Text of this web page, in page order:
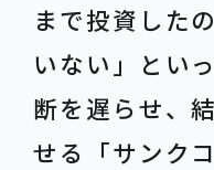
まで投資した
いない」とい
断を遅らせ、
せる「サンク